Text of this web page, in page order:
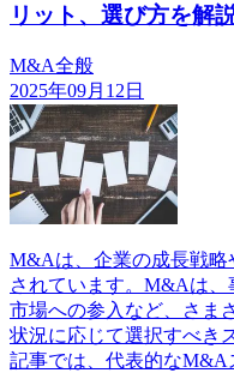
リット、選び方を解
M&A全般
2025年09月12日
M&Aは、企業の成長戦略
されています。M&Aは
市場への参入など、さま
状況に応じて選択すべき
記事では、代表的なM&A